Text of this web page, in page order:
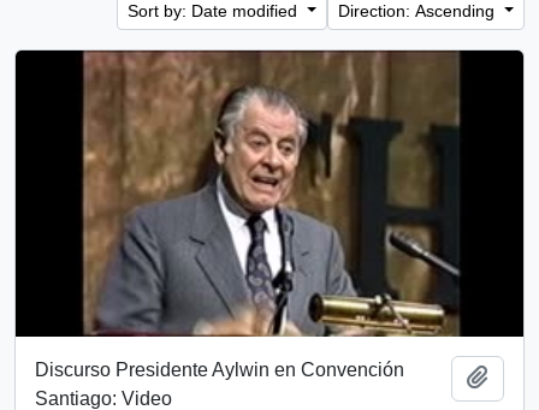
Sort by: Date modified
Direction: Ascending
Discurso Presidente Aylwin en Convención
Santiago: Video